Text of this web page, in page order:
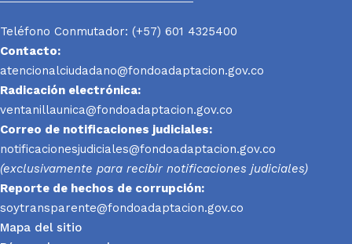
Teléfono Conmutador: (+57) 601 4325400
Contacto:
atencionalciudadano@fondoadaptacion.gov.co
Radicación electrónica:
ventanillaunica@fondoadaptacion.gov.co
Correo de notificaciones judiciales:
notificacionesjudiciales@fondoadaptacion.gov.co
(exclusivamente para recibir notificaciones judiciales)
Reporte de hechos de corrupción:
soytransparente@fondoadaptacion.gov.co
Mapa del sitio